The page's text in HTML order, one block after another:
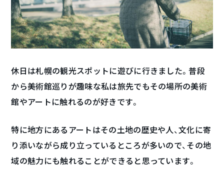
休日は札幌の観光スポットに遊びに行きました。普段
から美術館巡りが趣味な私は旅先でもその場所の美術
館やアートに触れるのが好きです。
特に地方にあるアートはその土地の歴史や人、文化に寄
り添いながら成り立っているところが多いので、その地
域の魅力にも触れることができると思っています。